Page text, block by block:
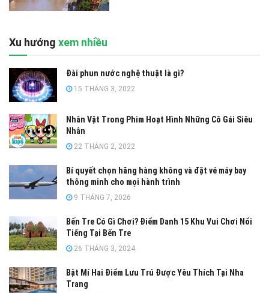
Xu hướng xem nhiều
Đài phun nước nghệ thuật là gì?
15 THÁNG 3, 2022
Nhân Vật Trong Phim Hoạt Hình Những Cô Gái Siêu
Nhân
22 THÁNG 2, 2022
Bí quyết chọn hãng hàng không và đặt vé máy bay
thông minh cho mọi hành trình
9 THÁNG 7, 2026
Bến Tre Có Gì Chơi? Điểm Danh 15 Khu Vui Chơi Nổi
Tiếng Tại Bến Tre
26 THÁNG 3, 2024
Bật Mí Hai Điểm Lưu Trú Được Yêu Thích Tại Nha
Trang